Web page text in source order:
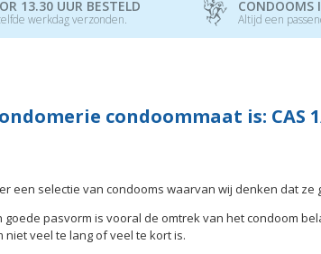
13.30 UUR BESTELD
werkdag verzonden.
CONDOOMS
Altijd een
condoommaat is: CAS
een selectie van condooms waarvan wij denken dat ze
goede pasvorm is vooral de omtrek van het condoom
niet veel te lang of veel te kort is.